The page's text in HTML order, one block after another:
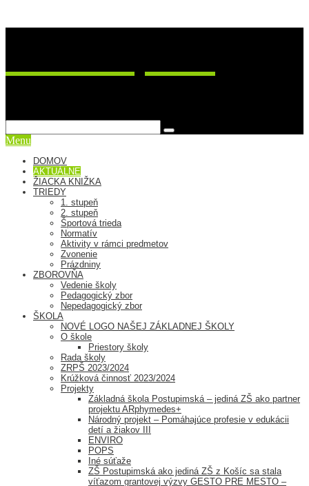
Menu
DOMOV
AKTUÁLNE
ŽIACKA KNIŽKA
TRIEDY
1. stupeň
2. stupeň
Športová trieda
Normatív
Aktivity v rámci predmetov
Zvonenie
Prázdniny
ZBOROVŇA
Vedenie školy
Pedagogický zbor
Nepedagogický zbor
ŠKOLA
NOVÉ LOGO NAŠEJ ZÁKLADNEJ ŠKOLY
O škole
Priestory školy
Rada školy
ZRPŠ 2023/2024
Krúžková činnosť 2023/2024
Projekty
Základná škola Postupimská – jediná ZŠ ako partner
projektu ARphymedes+
Národný projekt – Pomáhajúce profesie v edukácii
detí a žiakov III
ENVIRO
POPS
Iné súťaže
ZŠ Postupimská ako jediná ZŠ z Košíc sa stala
víťazom grantovej výzvy GESTO PRE MESTO –